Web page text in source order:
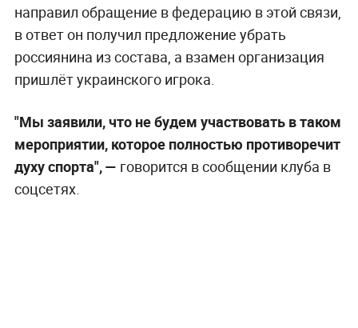
направил обращение в федерацию в этой связи,
в ответ он получил предложение убрать
россиянина из состава, а взамен организация
пришлёт украинского игрока.
"Мы заявили, что не будем участвовать в таком
мероприятии, которое полностью противоречит
духу спорта", — говорится в сообщении клуба в
соцсетях.